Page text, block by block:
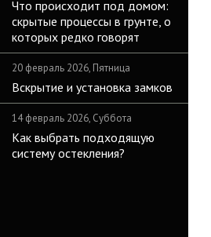
Что происходит под домом:
скрытые процессы в грунте, о
которых редко говорят
20 февраль 2026, Пятница
Вскрытие и установка замков
14 февраль 2026, Суббота
Как выбрать подходящую
систему остекления?